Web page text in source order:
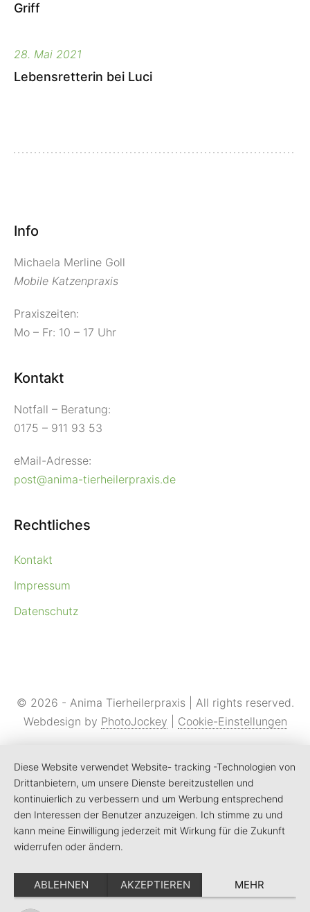
Griff
28. Mai 2021
Lebensretterin bei Luci
Info
Michaela Merline Goll
Mobile Katzenpraxis
Praxiszeiten:
Mo – Fr: 10 – 17 Uhr
Kontakt
Notfall – Beratung:
0175 – 911 93 53
eMail-Adresse:
post@anima-tierheilerpraxis.de
Rechtliches
Kontakt
Impressum
Datenschutz
© 2026 - Anima Tierheilerpraxis | All rights reserved.
Webdesign by PhotoJockey Cookie-Einstellungen
Diese Website verwendet Website- tracking -Technologien von
Drittanbietern, um unsere Dienste bereitzustellen und
kontinuierlich zu verbessern und um Werbung entsprechend
den Interessen der Benutzer anzuzeigen. Ich stimme zu und
kann meine Einwilligung jederzeit mit Wirkung für die Zukunft
widerrufen oder ändern.
ABLEHNEN AKZEPTIEREN MEHR